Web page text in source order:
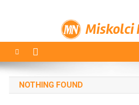
Miskolci
NOTHING FOUND